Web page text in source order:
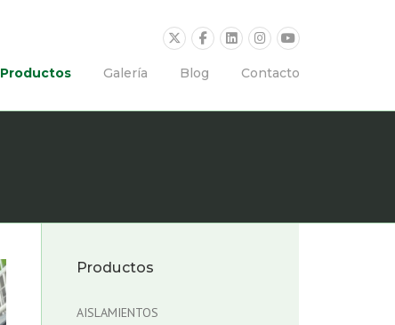
Productos Galería Blog Contacto
Productos
AISLAMIENTOS